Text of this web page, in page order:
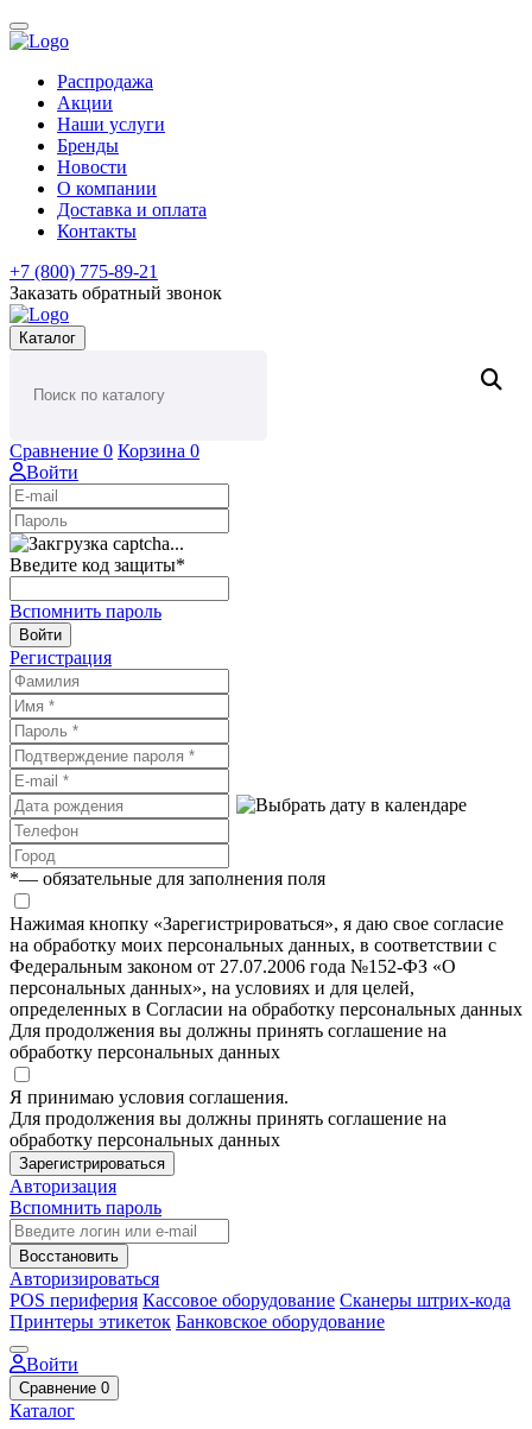
Распродажа
Акции
Наши услуги
Бренды
Новости
О компании
Доставка и оплата
Контакты
+7 (800) 775-89-21
Заказать обратный звонок
Каталог
Сравнение 0 Корзина 0
Войти
Введите код защиты*
Вспомнить пароль
Войти
Регистрация
*— обязательные для заполнения поля
Нажимая кнопку «Зарегистрироваться», я даю свое согласие
на обработку моих персональных данных, в соответствии с
Федеральным законом от 27.07.2006 года №152-ФЗ «О
персональных данных», на условиях и для целей,
определенных в Согласии на обработку персональных данных
Для продолжения вы должны принять соглашение на
обработку персональных данных
Я принимаю условия соглашения.
Для продолжения вы должны принять соглашение на
обработку персональных данных
Зарегистрироваться
Авторизация
Вспомнить пароль
Восстановить
Авторизироваться
POS периферия Кассовое оборудование Сканеры штрих-кода
Принтеры этикеток Банковское оборудование
Войти
Сравнение 0
Каталог